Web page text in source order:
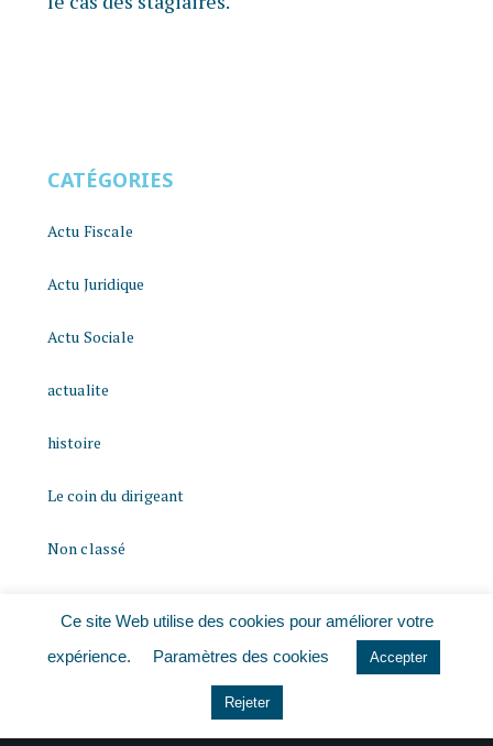
CATÉGORIES
Actu Fiscale
Actu Juridique
Actu Sociale
actualite
histoire
Le coin du dirigeant
Non classé
Ce site Web utilise des cookies pour améliorer votre
expérience.
Paramètres des cookies Accepter
Rejeter